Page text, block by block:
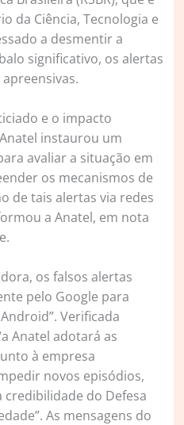
da Ciência, Tecnologia e
a desmentir a
significativo, os alertas
e o impacto
instaurou um
avaliar a situação em
os mecanismos de
de tais alertas via redes
a Anatel, em nota
os falsos alertas
pelo Google para
Verificada
Anatel adotará as
à empresa
novos episódios,
credibilidade do Defesa
As mensagens do